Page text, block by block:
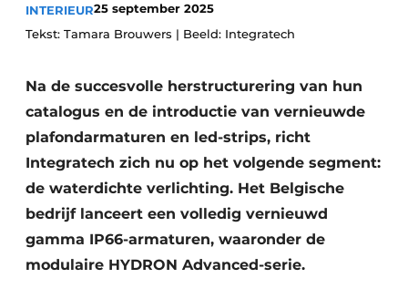
INTERIEUR25 september 2025
Tekst: Tamara Brouwers | Beeld: Integratech
Na de succesvolle herstructurering van hun
catalogus en de introductie van vernieuwde
plafondarmaturen en led-strips, richt
Integratech zich nu op het volgende segment:
de waterdichte verlichting. Het Belgische
bedrijf lanceert een volledig vernieuwd
gamma IP66-armaturen, waaronder de
modulaire HYDRON Advanced-serie.